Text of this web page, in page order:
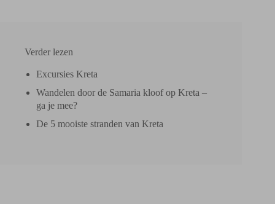
Verder lezen
Excursies Kreta
Wandelen door de Samaria kloof op Kreta –
ga je mee?
De 5 mooiste stranden van Kreta